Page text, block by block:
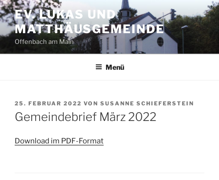
Zum
Inhalt
springen
EV. LUKAS UND
MATTHÄUSGEMEINDE
Offenbach am Main
Menü
VERÖFFENTLICHT
AM
25. FEBRUAR 2022 VON SUSANNE SCHIEFERSTEIN
Gemeindebrief März 2022
Download im PDF-Format